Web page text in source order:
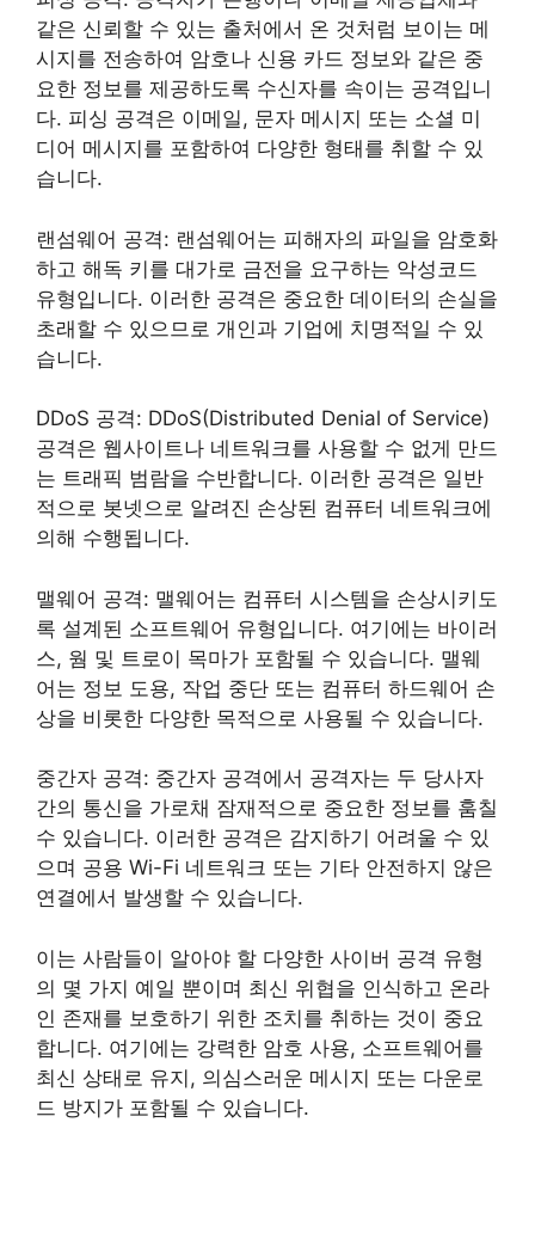
같은 신뢰할 수 있는 출처에서 온 것처럼 보이는 메
시지를 전송하여 암호나 신용 카드 정보와 같은 중
요한 정보를 제공하도록 수신자를 속이는 공격입니
다. 피싱 공격은 이메일, 문자 메시지 또는 소셜 미
디어 메시지를 포함하여 다양한 형태를 취할 수 있
습니다.
랜섬웨어 공격: 랜섬웨어는 피해자의 파일을 암호화
하고 해독 키를 대가로 금전을 요구하는 악성코드
유형입니다. 이러한 공격은 중요한 데이터의 손실을
초래할 수 있으므로 개인과 기업에 치명적일 수 있
습니다.
DDoS 공격: DDoS(Distributed Denial of Service)
공격은 웹사이트나 네트워크를 사용할 수 없게 만드
는 트래픽 범람을 수반합니다. 이러한 공격은 일반
적으로 봇넷으로 알려진 손상된 컴퓨터 네트워크에
의해 수행됩니다.
맬웨어 공격: 맬웨어는 컴퓨터 시스템을 손상시키도
록 설계된 소프트웨어 유형입니다. 여기에는 바이러
스, 웜 및 트로이 목마가 포함될 수 있습니다. 맬웨
어는 정보 도용, 작업 중단 또는 컴퓨터 하드웨어 손
상을 비롯한 다양한 목적으로 사용될 수 있습니다.
중간자 공격: 중간자 공격에서 공격자는 두 당사자
간의 통신을 가로채 잠재적으로 중요한 정보를 훔칠
수 있습니다. 이러한 공격은 감지하기 어려울 수 있
으며 공용 Wi-Fi 네트워크 또는 기타 안전하지 않은
연결에서 발생할 수 있습니다.
이는 사람들이 알아야 할 다양한 사이버 공격 유형
의 몇 가지 예일 뿐이며 최신 위협을 인식하고 온라
인 존재를 보호하기 위한 조치를 취하는 것이 중요
합니다. 여기에는 강력한 암호 사용, 소프트웨어를
최신 상태로 유지, 의심스러운 메시지 또는 다운로
드 방지가 포함될 수 있습니다.